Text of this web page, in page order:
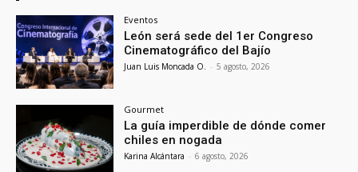
Eventos
León será sede del 1er Congreso
Cinematográfico del Bajío
Juan Luis Moncada O. - 5 agosto, 2026
Gourmet
La guía imperdible de dónde comer
chiles en nogada
Karina Alcántara - 6 agosto, 2026